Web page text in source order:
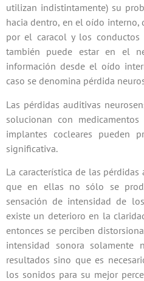
utilizan indistintamente) su
hacia dentro, en el oído interno,
por el caracol y los conductos
también puede estar en el
información desde el oído
caso se denomina pérdida
Las pérdidas auditivas
solucionan con
implantes cocleares pueden
significativa.
La característica de las
que en ellas no sólo se
sensación de intensidad de
existe un deterioro en la
entonces se perciben
intensidad sonora solamente
resultados sino que es
los sonidos para su mejor